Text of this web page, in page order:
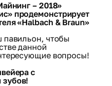
– 2018»
продемонстрирует
«Halbach & Braun»
павильон, чтобы
данной
вопросы!
с